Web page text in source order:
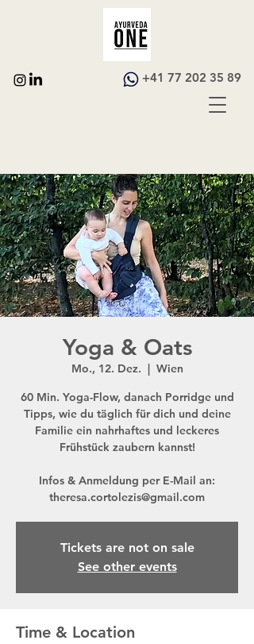
+41 77 202 35 89
Yoga & Oats
Mo., 12. Dez.
  |
Wien
60 Min. Yoga-Flow, danach Porridge und
Tipps, wie du täglich für dich und deine
Familie ein nahrhaftes und leckeres
Frühstück zaubern kannst!
Infos & Anmeldung per E-Mail an:
theresa.cortolezis@gmail.com
Tickets are not on sale
See other events
Time & Location